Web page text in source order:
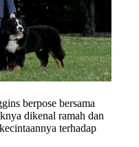
berpose bersama
dikenal ramah dan
terhadap